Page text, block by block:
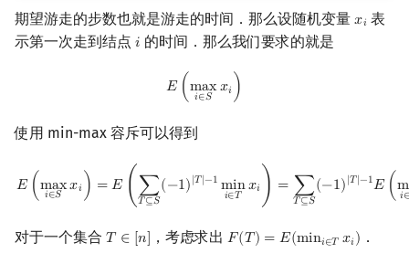
期望游走的步数也就是游走的时间．那么设随机变量 𝑥𝑖
xi 表
示第一次走到结点 𝑖
i 的时间．那么我们要求的就是
𝐸 (max
𝑖∈𝑆 𝑥𝑖 )
E(maxi∈ S xi
使用 min-max 容斥可以得到
𝐸 ( max
𝑖∈𝑆 𝑥𝑖 ) = 𝐸 ( ∑
𝑇⊆𝑆
(−1)|𝑇|−1 min
𝑖∈𝑇 𝑥𝑖 ) = ∑
𝑇⊆𝑆
(−1)|𝑇|−1𝐸 ( m
𝑖
max xi T⊆S(− −1 min i) ⊆S( |−1 E min
对于一个集合 𝑇 ∈ [𝑛]
T∈[ n] ，考虑求出𝐹(𝑇) = 𝐸(min𝑖∈𝑇 𝑥𝑖)
F(T)=E(mini∈Txi) ．